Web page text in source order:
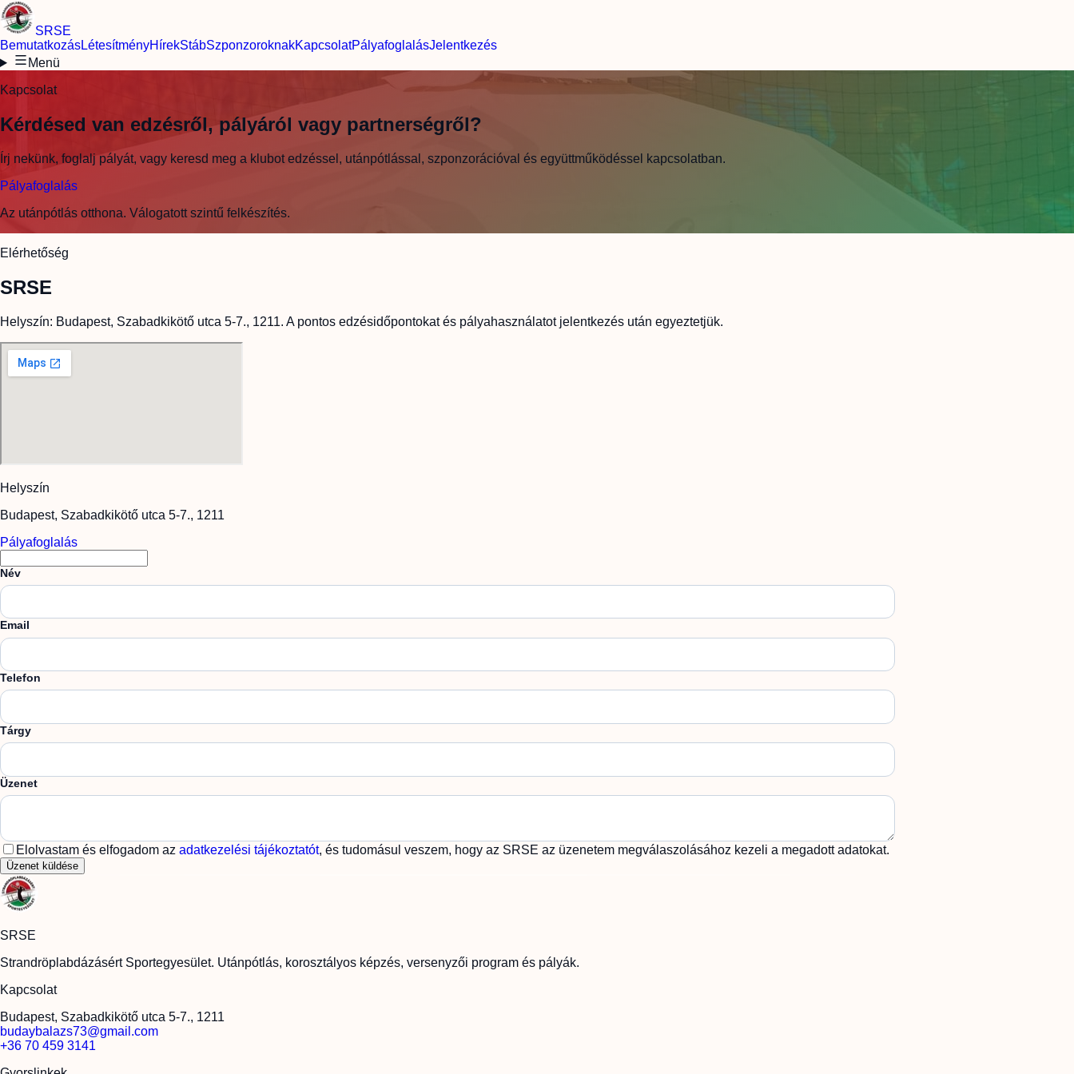
SRSE
BemutatkozásLétesítményHírekStábSzponzoroknakKapcsolatPályafoglalásJelentkezés
Menü
Kapcsolat
Kérdésed van edzésről, pályáról vagy partnerségről?
Írj nekünk, foglalj pályát, vagy keresd meg a klubot edzéssel, utánpótlással, szponzorációval és együttműködéssel kapcsolatban.
Pályafoglalás
Az utánpótlás otthona. Válogatott szintű felkészítés.
Elérhetőség
SRSE
Helyszín: Budapest, Szabadkikötő utca 5-7., 1211. A pontos edzésidőpontokat és pályahasználatot jelentkezés után egyeztetjük.
Helyszín
Budapest, Szabadkikötő utca 5-7., 1211
Pályafoglalás
Név
Email
Telefon
Tárgy
Üzenet
Elolvastam és elfogadom az adatkezelési tájékoztatót, és tudomásul veszem, hogy az SRSE az üzenetem megválaszolásához kezeli a megadott adatokat.
Üzenet küldése
SRSE
Strandröplabdázásért Sportegyesület. Utánpótlás, korosztályos képzés, versenyzői program és pályák.
Kapcsolat
Budapest, Szabadkikötő utca 5-7., 1211
budaybalazs73@gmail.com
+36 70 459 3141